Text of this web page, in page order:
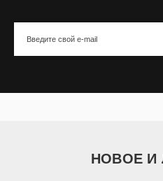
НОВОЕ И